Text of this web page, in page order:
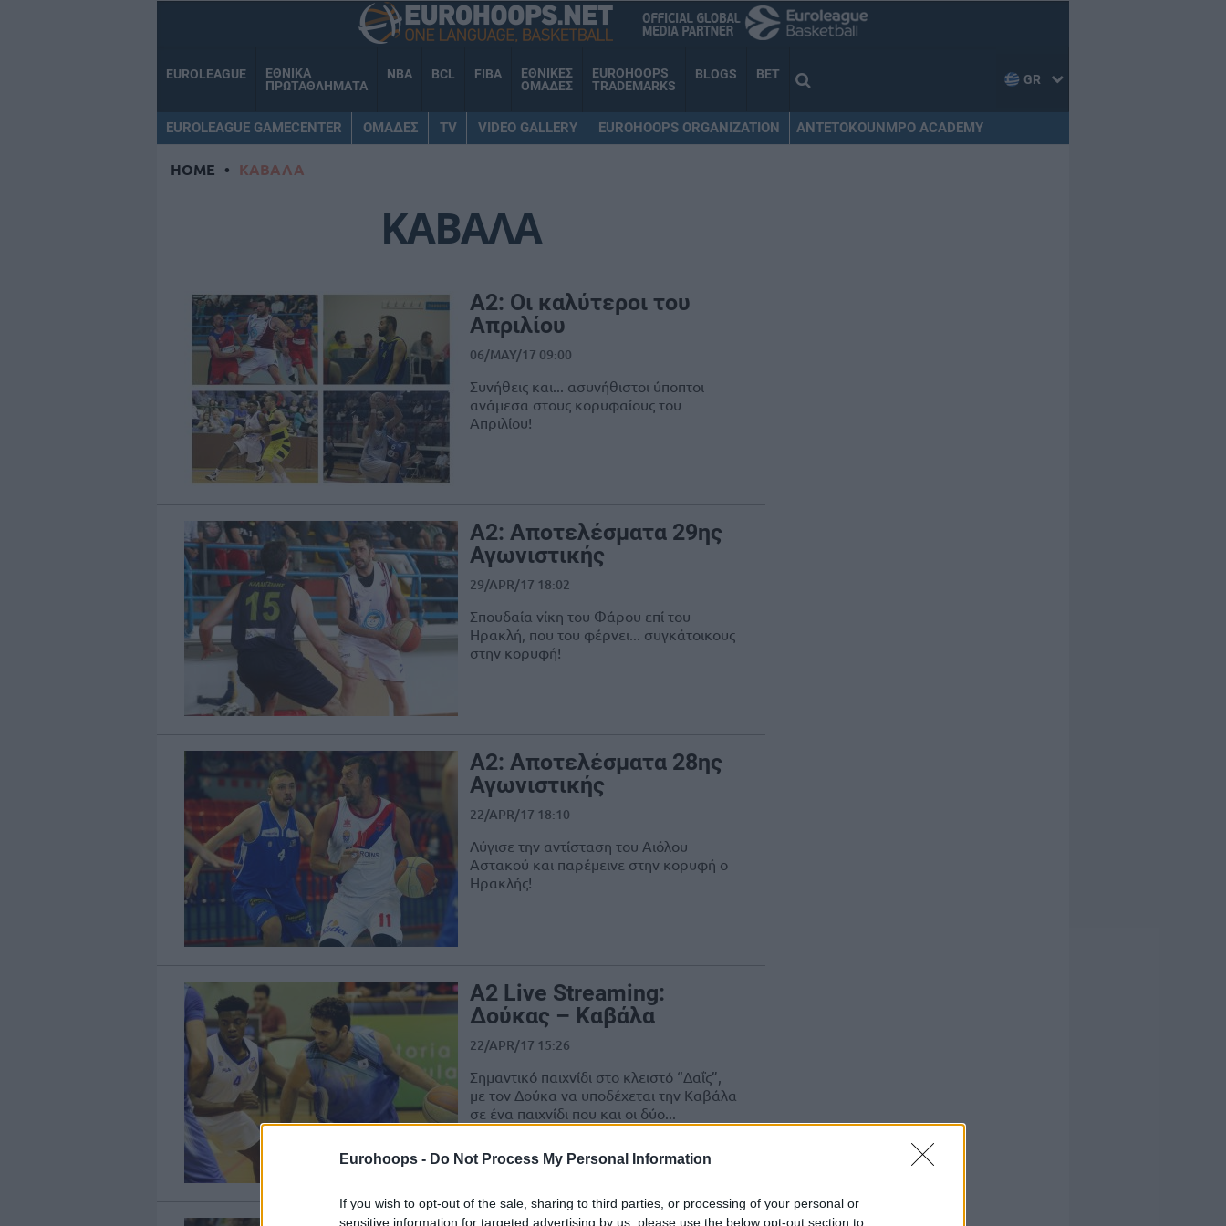
Eurohoops - Do Not Process My Personal Information
If you wish to opt-out of the sale, sharing to third parties, or processing of your personal or
sensitive information for targeted advertising by us, please use the below opt-out section to
EUROLEAGUE
ΕΘΝΙΚΑ
ΠΡΩΤΑΘΛΗΜΑΤΑ
NBA BCL FIBA
ΕΘΝΙΚΕΣ
ΟΜΑΔΕΣ
EUROHOOPS
TRADEMARKS
BLOGS BET GR
EUROLEAGUE GAMECENTER ΟΜΑΔΕΣ TV VIDEO GALLERY EUROHOOPS ORGANIZATION ANTETOKOUNMPO ACADEMY
HOME • ΚΑΒΑΛΑ
ΚΑΒΑΛΑ
Α2: Οι καλύτεροι του
Απριλίου
06/MAY/17 09:00
Συνήθεις και... ασυνήθιστοι ύποπτοι
ανάμεσα στους κορυφαίους του
Απριλίου!
Α2: Αποτελέσματα 29ης
Αγωνιστικής
29/APR/17 18:02
Σπουδαία νίκη του Φάρου επί του
Ηρακλή, που του φέρνει... συγκάτοικους
στην κορυφή!
Α2: Αποτελέσματα 28ης
Αγωνιστικής
22/APR/17 18:10
Λύγισε την αντίσταση του Αιόλου
Αστακού και παρέμεινε στην κορυφή ο
Ηρακλής!
A2 Live Streaming:
Δούκας – Καβάλα
22/APR/17 15:26
Σημαντικό παιχνίδι στο κλειστό “Δαΐς”,
με τον Δούκα να υποδέχεται την Καβάλα
σε ένα παιχνίδι που και οι δύο...